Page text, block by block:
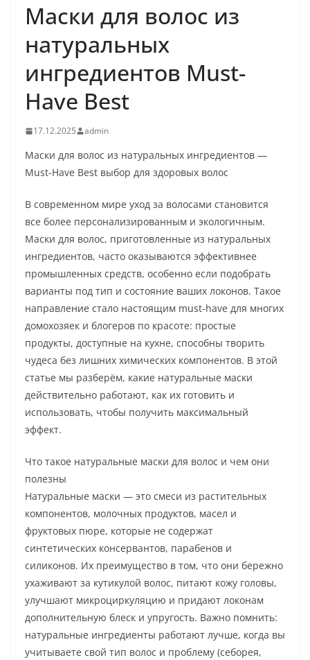
Маски для волос из
натуральных
ингредиентов Must-
Have Best
17.12.2025 admin
Маски для волос из натуральных ингредиентов —
Must-Have Best выбор для здоровых волос
В современном мире уход за волосами становится
все более персонализированным и экологичным.
Маски для волос, приготовленные из натуральных
ингредиентов, часто оказываются эффективнее
промышленных средств, особенно если подобрать
варианты под тип и состояние ваших локонов. Такое
направление стало настоящим must-have для многих
домохозяек и блогеров по красоте: простые
продукты, доступные на кухне, способны творить
чудеса без лишних химических компонентов. В этой
статье мы разберём, какие натуральные маски
действительно работают, как их готовить и
использовать, чтобы получить максимальный
эффект.
Что такое натуральные маски для волос и чем они
полезны
Натуральные маски — это смеси из растительных
компонентов, молочных продуктов, масел и
фруктовых пюре, которые не содержат
синтетических консервантов, парабенов и
силиконов. Их преимущество в том, что они бережно
ухаживают за кутикулой волос, питают кожу головы,
улучшают микроциркуляцию и придают локонам
дополнительную блеск и упругость. Важно помнить:
натуральные ингредиенты работают лучше, когда вы
учитываете свой тип волос и проблему (себорея,